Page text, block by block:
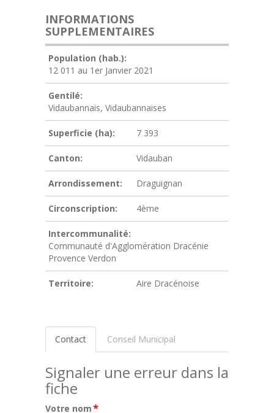
INFORMATIONS
SUPPLEMENTAIRES
Population (hab.):
12 011 au 1er Janvier 2021
Gentilé:
Vidaubannais, Vidaubannaises
Superficie (ha): 7 393
Canton: Vidauban
Arrondissement: Draguignan
Circonscription: 4ème
Intercommunalité:
Communauté d'Agglomération Dracénie
Provence Verdon
Territoire: Aire Dracénoise
Contact Conseil Municipal
Signaler une erreur dans la
fiche
Votre nom*